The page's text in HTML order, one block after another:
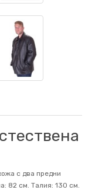
с два предни
82 см. Талия: 130 см.